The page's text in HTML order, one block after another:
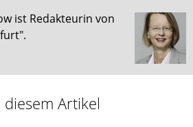
ist Redakteurin von
Artikel